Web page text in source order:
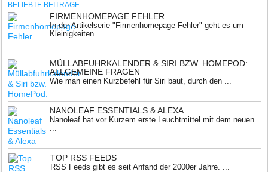
BELIEBTE BEITRÄGE
FIRMENHOMEPAGE FEHLER
In der Artikelserie "Firmenhomepage Fehler" geht es um
Kleinigkeiten ...
MÜLLABFUHRKALENDER & SIRI BZW. HOMEPOD:
ALLGEMEINE FRAGEN
Wie man einen Kurzbefehl für Siri baut, durch den ...
NANOLEAF ESSENTIALS & ALEXA
Nanoleaf hat vor Kurzem erste Leuchtmittel mit dem neuen
...
TOP RSS FEEDS
RSS Feeds gibt es seit Anfand der 2000er Jahre. ...